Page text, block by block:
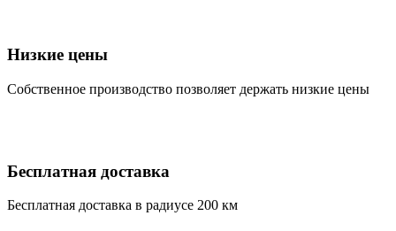
Низкие цены
Собственное производство позволяет держать низкие цены
Бесплатная доставка
Бесплатная доставка в радиусе 200 км